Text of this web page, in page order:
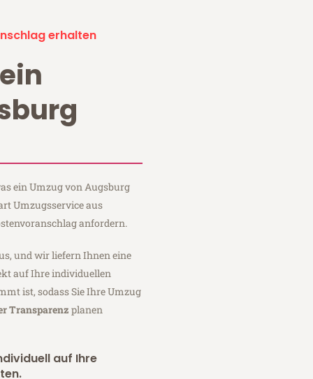
erhalten
ein Umzug von Augsburg
Umzugsservice aus
anfordern.
und wir liefern Ihnen eine
auf Ihre individuellen
ist, sodass Sie Ihre Umzug
Transparenz planen
auf Ihre